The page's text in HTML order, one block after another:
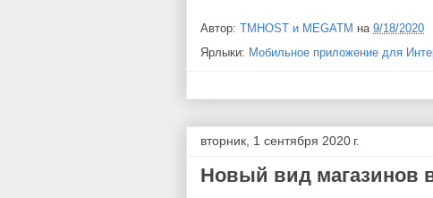
Автор: TMHOST и MEGATM на 9/18/2020
Ярлыки: Мобильное приложение для
вторник, 1 сентября 2020 г.
Новый вид магазинов